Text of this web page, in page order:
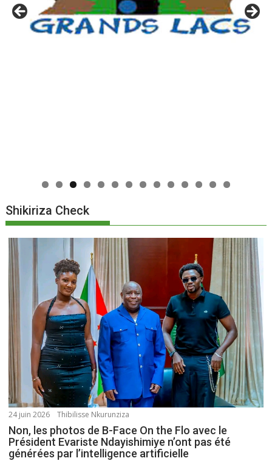
0 1 2 3 4
Shikiriza Check
24 juin 2026 Thibilisse Nkurunziza
Non, les photos de B-Face On the Flo avec le
Président Evariste Ndayishimiye n’ont pas été
générées par l’intelligence artificielle